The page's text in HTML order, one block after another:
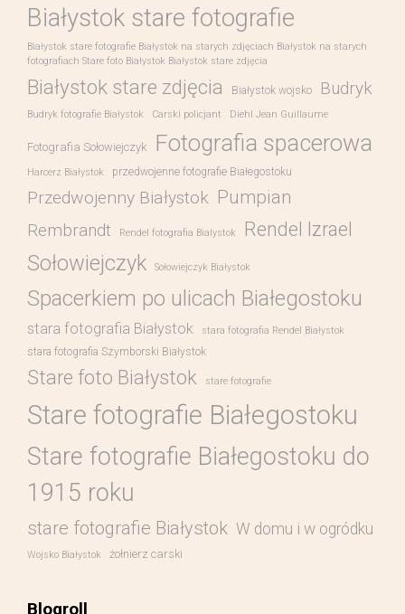
Białystok stare fotografie
Białystok stare fotografie Białystok na starych zdjęciach Białystok na starych
fotografiach Stare foto Białystok Białystok stare zdjęcia
Białystok stare zdjęcia Białystok wojsko Budryk
Budryk fotografie Białystok Carski policjant Diehl Jean Guillaume
Fotografia Sołowiejczyk Fotografia spacerowa
Harcerz Białystok przedwojenne fotografie Białegostoku
Przedwojenny Białystok Pumpian
Rembrandt Rendel fotografia Bialystok Rendel Izrael
Sołowiejczyk Sołowiejczyk Białystok
Spacerkiem po ulicach Białegostoku
stara fotografia Białystok stara fotografia Rendel Białystok
stara fotografia Szymborski Białystok
Stare foto Białystok stare fotografie
Stare fotografie Białegostoku
Stare fotografie Białegostoku do
1915 roku
stare fotografie Białystok W domu i w ogródku
Wojsko Białystok żołnierz carski
Blogroll